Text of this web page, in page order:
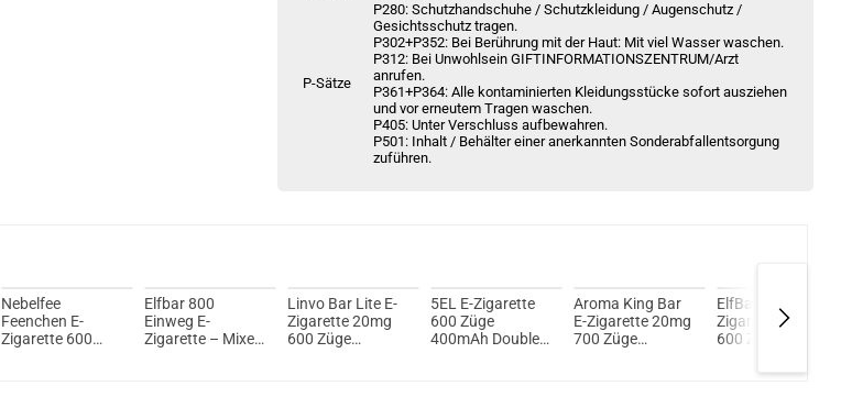
P-Sätze
P280: Schutzhandschuhe / Schutzkleidung / Augenschutz /
Gesichtsschutz tragen.
P302+P352: Bei Berührung mit der Haut: Mit viel Wasser waschen.
P312: Bei Unwohlsein GIFTINFORMATIONSZENTRUM/Arzt
anrufen.
P361+P364: Alle kontaminierten Kleidungsstücke sofort ausziehen
und vor erneutem Tragen waschen.
P405: Unter Verschluss aufbewahren.
P501: Inhalt / Behälter einer anerkannten Sonderabfallentsorgung
zuführen.
Nebelfee
Feenchen E-
Zigarette 600
Elfbar 800
Einweg E-
Zigarette – Mixed
Linvo Bar Lite E-
Zigarette 20mg
600 Züge
5EL E-Zigarette
600 Züge
400mAh Double
Aroma King Bar
E-Zigarette 20mg
700 Züge
ElfBar T600 E-
Zigarette 20mg
600 Züge
Banana Milk